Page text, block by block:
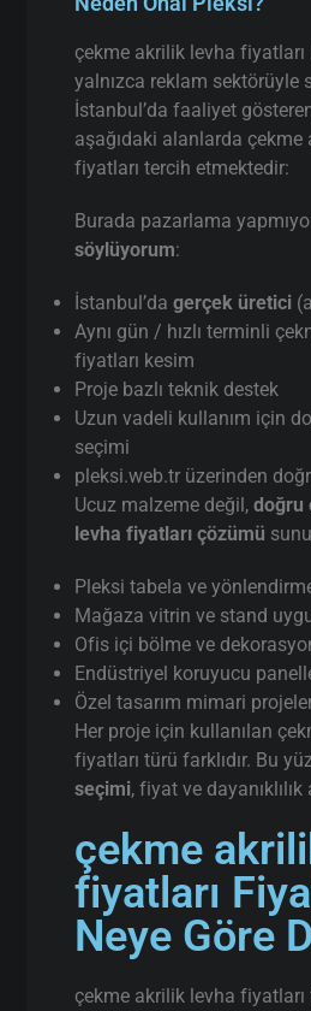
çekme akrilik levha fiyatları
yalnızca reklam sektörüyle
İstanbul’da faaliyet
aşağıdaki alanlarda çekme
fiyatları tercih etmektedir:
Burada pazarlama
söylüyorum:
İstanbul’dagerçek üretici
Aynı gün / hızlı terminli
fiyatları kesim
Proje bazlı teknik destek
Uzun vadeli kullanım için
seçimi
pleksi.web.tr üzerinden
Ucuz malzeme değil,doğru
levha fiyatları çözümü
Pleksi tabela ve
Mağaza vitrin ve stand
Ofis içi bölme ve
Endüstriyel koruyucu
Özel tasarım mimari
Her proje için kullanılan
fiyatları türü farklıdır. Bu
seçimi, fiyat ve
çekme
fiyatları
Neye Göre
çekme akrilik levha